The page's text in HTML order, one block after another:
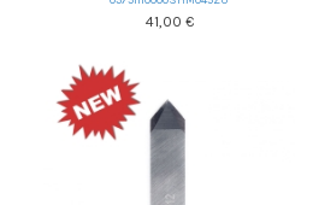
41,00 €